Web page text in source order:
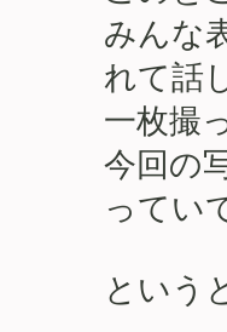
みんな
れて話
一枚撮
今回の
ってい
という